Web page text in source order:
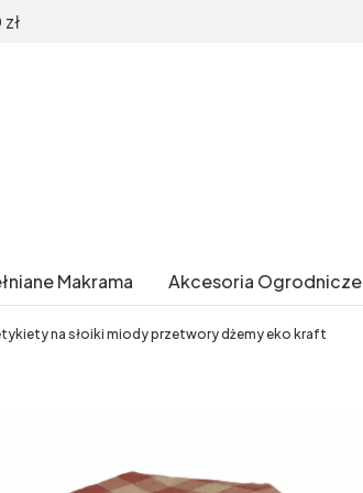
Makrama Akcesoria Ogrodnicze
na słoiki miody przetwory dżemy eko kraft